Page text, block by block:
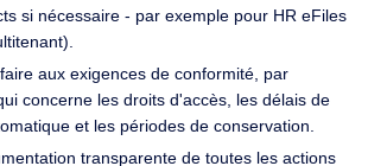
si nécessaire - par exemple pour HR eFiles
aux exigences de conformité, par
concerne les droits d'accès, les délais de
et les périodes de conservation.
transparente de toutes les actions